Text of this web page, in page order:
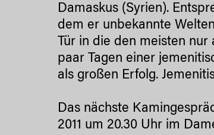
Damaskus (Syrien).
dem er unbekannte
Tür in die den meisten
paar Tagen einer
als großen Erfolg.
Das nächste
2011 um 20.30 Uhr im